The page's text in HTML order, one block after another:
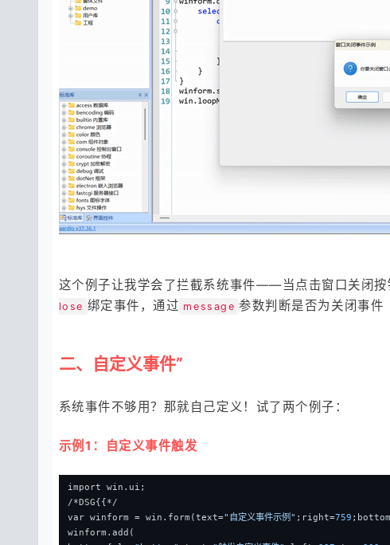
这个例子让我学会了拦截系统事件——当点击窗口关闭
lose 绑定事件，通过 message 参数判断是否为关闭事
二、自定义事件”
系统事件不够用？那就自己定义！试了两个例子：
示例1：自定义事件触发
import win.ui;
/*DSG{{*/
var winform = win.form(text="自定义事件示例" ;right=759
winform.add(